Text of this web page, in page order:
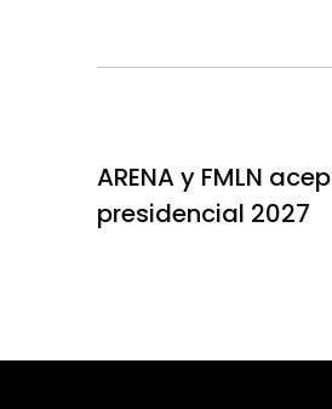
ARENA y FMLN
presidencial 2027